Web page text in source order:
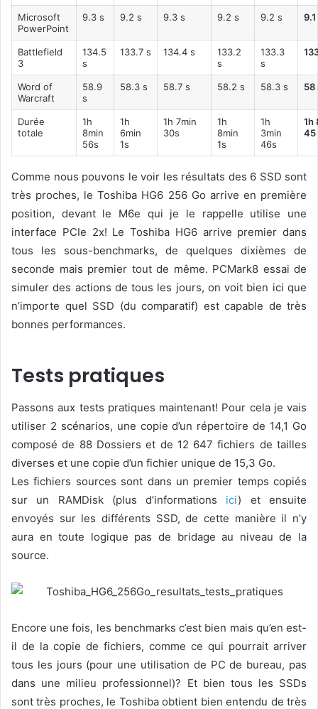
Microsoft
PowerPoint
9.3 s 9.2 s 9.3 s 9.2 s 9.2 s 9.1
Battlefield
3
134.5
s
133.7 s 134.4 s
133.2
s
133.3
s
Word of
Warcraft
58.9
s
58.3 s 58.7 s 58.2 s 58.3 s 58
Durée
totale
1h
8min
56s
1h
6min
1s
1h 7min
30s
1h
8min
1s
1h
3min
46s
1h
45
Comme nous pouvons le voir les résultats des 6 SSD sont
très proches, le Toshiba HG6 256 Go arrive en première
position, devant le M6e qui je le rappelle utilise une
interface PCIe 2x! Le Toshiba HG6 arrive premier dans
tous les sous-benchmarks, de quelques dixièmes de
seconde mais premier tout de même. PCMark8 essai de
simuler des actions de tous les jours, on voit bien ici que
n’importe quel SSD (du comparatif) est capable de très
bonnes performances.
Tests pratiques
Passons aux tests pratiques maintenant! Pour cela je vais
utiliser 2 scénarios, une copie d’un répertoire de 14,1 Go
composé de 88 Dossiers et de 12 647 fichiers de tailles
diverses et une copie d’un fichier unique de 15,3 Go.
Les fichiers sources sont dans un premier temps copiés
sur un RAMDisk (plus d’informations ici) et ensuite
envoyés sur les différents SSD, de cette manière il n’y
aura en toute logique pas de bridage au niveau de la
source.
Encore une fois, les benchmarks c’est bien mais qu’en est-
il de la copie de fichiers, comme ce qui pourrait arriver
tous les jours (pour une utilisation de PC de bureau, pas
dans une milieu professionnel)? Et bien tous les SSDs
sont très proches, le Toshiba obtient bien entendu de très